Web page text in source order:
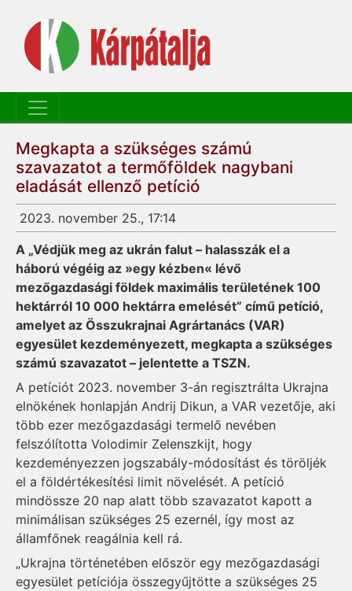
Megkapta a szükséges számú
szavazatot a termőföldek nagybani
eladását ellenző petíció
2023. november 25., 17:14
A „Védjük meg az ukrán falut – halasszák el a
háború végéig az »egy kézben« lévő
mezőgazdasági földek maximális területének 100
hektárról 10 000 hektárra emelését” című petíció,
amelyet az Összukrajnai Agrártanács (VAR)
egyesület kezdeményezett, megkapta a szükséges
számú szavazatot – jelentette a TSZN.
A petíciót 2023. november 3-án regisztrálta Ukrajna
elnökének honlapján Andrij Dikun, a VAR vezetője, aki
több ezer mezőgazdasági termelő nevében
felszólította Volodimir Zelenszkijt, hogy
kezdeményezzen jogszabály-módosítást és töröljék
el a földértékesítési limit növelését. A petíció
mindössze 20 nap alatt több szavazatot kapott a
minimálisan szükséges 25 ezernél, így most az
államfőnek reagálnia kell rá.
„Ukrajna történetében először egy mezőgazdasági
egyesület petíciója összegyűjtötte a szükséges 25